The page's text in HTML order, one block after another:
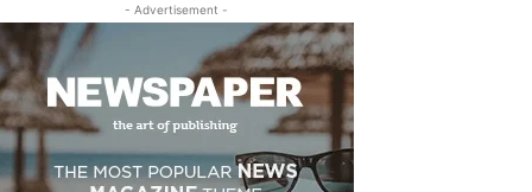
- Advertisement -